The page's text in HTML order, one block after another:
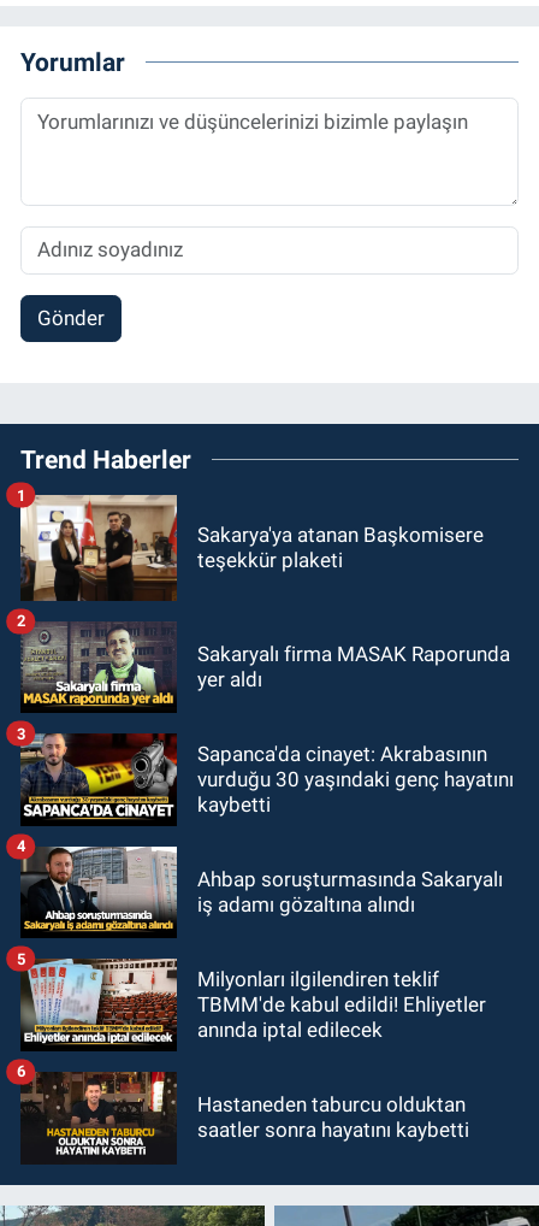
Yorumlar
Gönder
Trend Haberler
Sakarya'ya atanan Başkomisere
teşekkür plaketi
1
Sakaryalı firma MASAK Raporunda
yer aldı
2
Sapanca'da cinayet: Akrabasının
vurduğu 30 yaşındaki genç hayatını
kaybetti
3
Ahbap soruşturmasında Sakaryalı
iş adamı gözaltına alındı
4
Milyonları ilgilendiren teklif
TBMM'de kabul edildi! Ehliyetler
anında iptal edilecek
5
Hastaneden taburcu olduktan
saatler sonra hayatını kaybetti
6